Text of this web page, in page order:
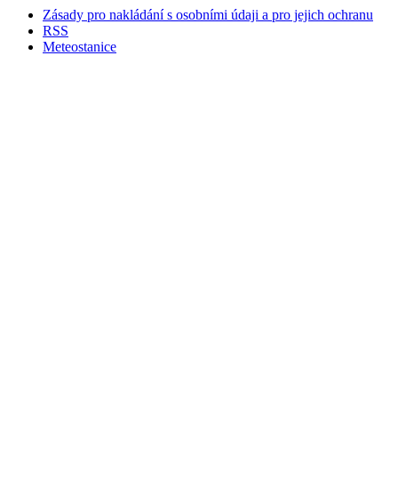
Zásady pro nakládání s osobními údaji a pro jejich ochranu
RSS
Meteostanice